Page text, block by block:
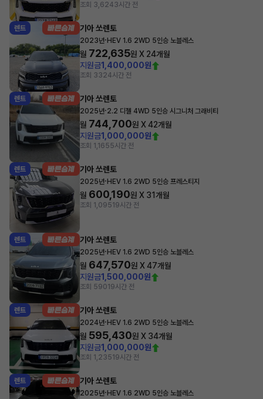
조회 3,6243시간 전
렌트 기아 쏘렌토
2023년· HEV 1.6 2WD 5인승 노블레스
월 722,635원 X 24개월
지원금1,400,000원
조회 3324시간 전
렌트 기아 쏘렌토
2025년·2.2 디젤 4WD 5인승 시그니처 그래비티
월 744,700원 X42개월
지원금1,000,000원
조회 1,1655시간 전
렌트 기아 쏘렌토
2025년· HEV 1.6 2WD 5인승 프레스티지
월 600,190원 X 31개월
조회 1,09519시간 전
렌트 기아 쏘렌토
2025년· HEV 1.6 2WD 5인승 노블레스
월 647,570원 X47개월
지원금1,500,000원
조회 59019시간 전
렌트 기아 쏘렌토
2024년· HEV 1.6 2WD 5인승 노블레스
월 595,430원 X 34개월
지원금1,000,000원
조회 1,23519시간 전
렌트 기아 쏘렌토
2025년· HEV 1.6 2WD 5인승 노블레스